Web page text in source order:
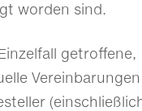
worden sind.
getroffene,